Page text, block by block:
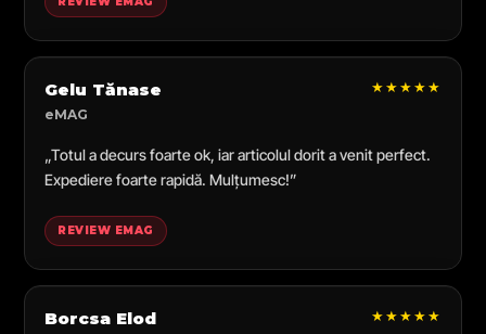
Gelu Tănase
eMAG
★★★★★
„Totul a decurs foarte ok, iar articolul dorit a venit perfect.
Expediere foarte rapidă. Mulțumesc!”
REVIEW EMAG
Borcsa Elod ★★★★★